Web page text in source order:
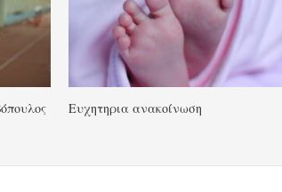
Ευχητηρια ανακοίνωση